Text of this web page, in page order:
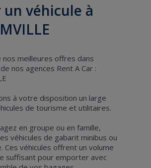
un véhicule à
meilleures offres dans
nos agences Rent A Car :
à votre disposition un large
de tourisme et utilitaires.
en groupe ou en famille,
véhicules de gabarit minibus ou
Ces véhicules offrent un volume
suffisant pour emporter avec